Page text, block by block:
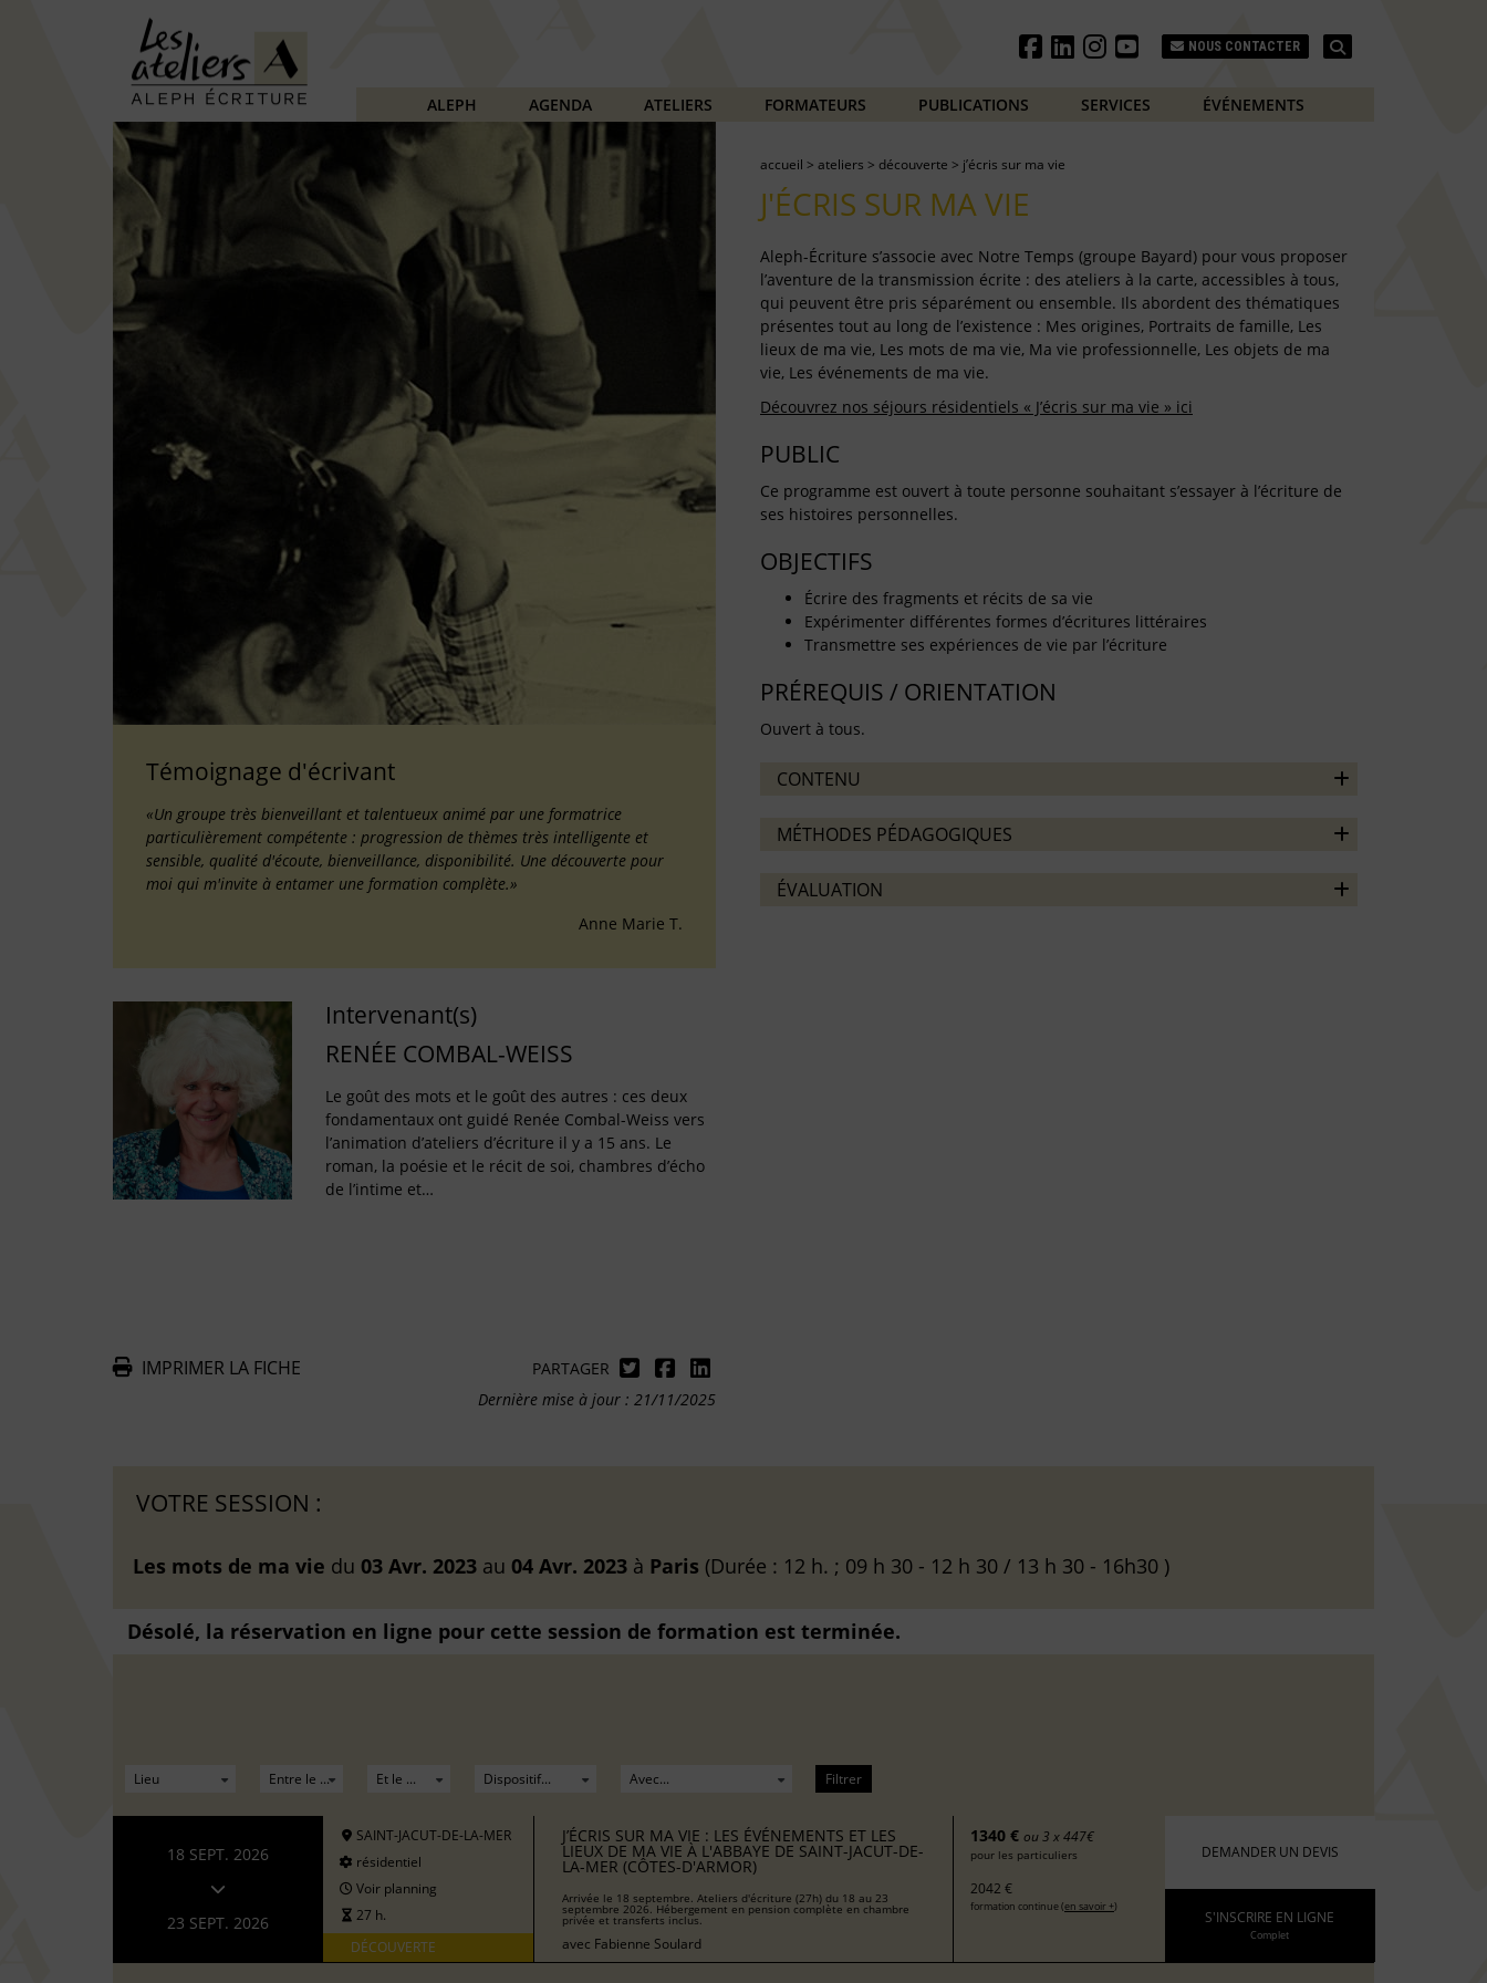
NOUS CONTACTER
ALEPH AGENDA ATELIERS FORMATEURS PUBLICATIONS SERVICES ÉVÉNEMENTS
Témoignage d'écrivant
«Un groupe très bienveillant et talentueux animé par une formatrice
particulièrement compétente : progression de thèmes très intelligente et
sensible, qualité d'écoute, bienveillance, disponibilité. Une découverte pour
moi qui m'invite à entamer une formation complète.»
Anne Marie T.
Intervenant(s)
RENÉE COMBAL-WEISS
Le goût des mots et le goût des autres : ces deux
fondamentaux ont guidé Renée Combal-Weiss vers
l’animation d’ateliers d’écriture il y a 15 ans. Le
roman, la poésie et le récit de soi, chambres d’écho
de l’intime et…
IMPRIMER LA FICHE
PARTAGER
Dernière mise à jour : 21/11/2025
accueil > ateliers > découverte > j’écris sur ma vie
J'ÉCRIS SUR MA VIE
Aleph-Écriture s’associe avec Notre Temps (groupe Bayard) pour vous proposer
l’aventure de la transmission écrite : des ateliers à la carte, accessibles à tous,
qui peuvent être pris séparément ou ensemble. Ils abordent des thématiques
présentes tout au long de l’existence : Mes origines, Portraits de famille, Les
lieux de ma vie, Les mots de ma vie, Ma vie professionnelle, Les objets de ma
vie, Les événements de ma vie.
Découvrez nos séjours résidentiels « J’écris sur ma vie » ici
PUBLIC
Ce programme est ouvert à toute personne souhaitant s’essayer à l’écriture de
ses histoires personnelles.
OBJECTIFS
Écrire des fragments et récits de sa vie
Expérimenter différentes formes d’écritures littéraires
Transmettre ses expériences de vie par l’écriture
PRÉREQUIS / ORIENTATION
Ouvert à tous.
CONTENU
MÉTHODES PÉDAGOGIQUES
ÉVALUATION
VOTRE SESSION :
Les mots de ma vie du 03 Avr. 2023 au 04 Avr. 2023 à Paris (Durée : 12 h. ; 09 h 30 - 12 h 30 / 13 h 30 - 16h30 )
Désolé, la réservation en ligne pour cette session de formation est terminée.
Filtrer
18 SEPT. 2026
23 SEPT. 2026
SAINT-JACUT-DE-LA-MER
résidentiel
Voir planning
27 h.
DÉCOUVERTE
J’ÉCRIS SUR MA VIE : LES ÉVÉNEMENTS ET LES
LIEUX DE MA VIE À L'ABBAYE DE SAINT-JACUT-DE-
LA-MER (CÔTES-D'ARMOR)
Arrivée le 18 septembre. Ateliers d'écriture (27h) du 18 au 23
septembre 2026. Hébergement en pension complète en chambre
privée et transferts inclus.
avec Fabienne Soulard
1340 € ou 3 x 447€
pour les particuliers
2042 €
formation continue (en savoir +)
DEMANDER UN DEVIS
S'INSCRIRE EN LIGNE
Complet